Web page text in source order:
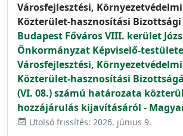
Városfejlesztési,
Közterület-hasznosítási
Budapest Főváros VIII. kerület
Önkormányzat Képviselő-testülete
Városfejlesztési,
Közterület-hasznosítási
(VI. 08.) számú határozata
hozzájárulás kijavításáról -
event_available Utolsó frissítés: 2026. június 9.